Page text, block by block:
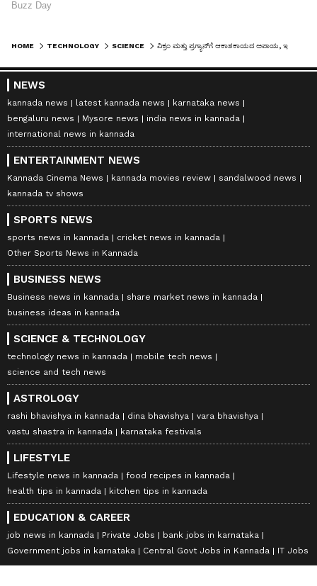
HOME TECHNOLOGY SCIENCE
NEWS
kannada news latest kannada news
karnataka news
bengaluru news
Mysore news
india news in kannada
international news in kannada
ENTERTAINMENT NEWS
Kannada Cinema News kannada movies review
sandalwood news
kannada tv shows
SPORTS NEWS
sports news in kannada
cricket news in kannada
Other Sports News in Kannada
BUSINESS NEWS
Business news in kannada
share market news in kannada
business ideas in kannada
SCIENCE & TECHNOLOGY
technology news in kannada
mobile tech news
science and tech news
ASTROLOGY
rashi bhavishya in kannada dina bhavishya
vara bhavishya
vastu shastra in kannada
karnataka festivals
LIFESTYLE
Lifestyle news in kannada
food recipes in kannada
health tips in kannada
kitchen tips in kannada
EDUCATION & CAREER
job news in kannada Private Jobs
bank jobs in karnataka
Government jobs in karnataka
Central Govt Jobs in Kannada IT Jobs